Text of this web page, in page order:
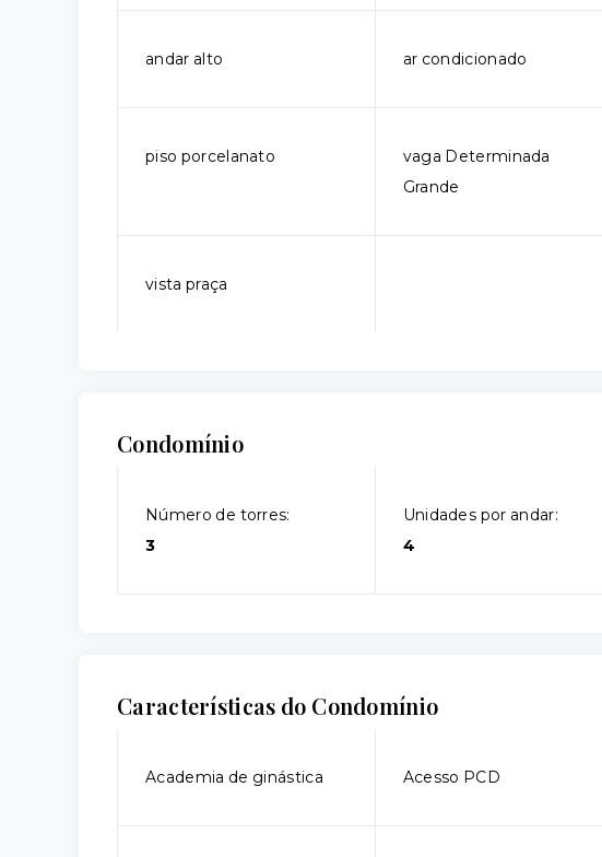
andar alto ar condicionado
piso porcelanato
vaga Determinada
Grande
vista praça
Condomínio
Número de torres:
3
Unidades por andar:
4
Características do Condomínio
Academia de ginástica Acesso PCD